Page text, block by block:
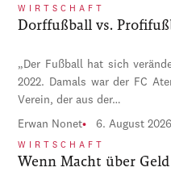
WIRTSCHAFT
Dorffußball vs.
„Der Fußball hat sich
2022. Damals war der FC
Verein, der aus der…
Erwan Nonet 6. August
WIRTSCHAFT
Wenn Macht über